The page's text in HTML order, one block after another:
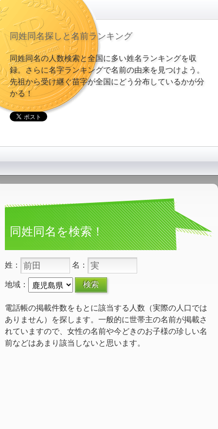
同姓同名探しと名前ランキング
同姓同名の人数検索と全国に多い姓名ランキングを収
録。さらに名字ランキングで名前の由来を見つけよう。
先祖から受け継ぐ苗字が全国にどう分布しているかが分
かる！
同姓同名を検索！
姓： 名：
地域：
電話帳の掲載件数をもとに該当する人数（実際の人口では
ありません）を探します。一般的に世帯主の名前が掲載さ
れていますので、女性の名前や今どきのお子様の珍しい名
前などはあまり該当しないと思います。